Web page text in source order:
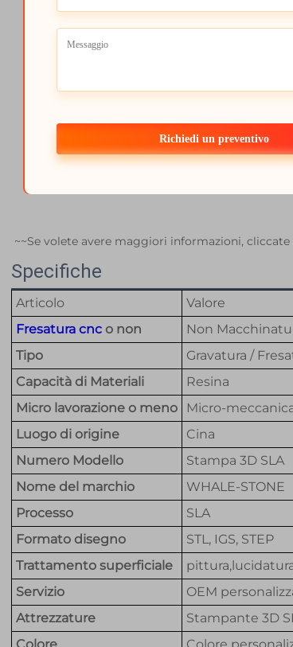
~~Se volete avere maggiori informazioni,
Specifiche
Articolo
Valore
Fresatura cnc o non
Non
Tipo
Gravatura /
Capacità di Materiali
Resina
Micro lavorazione o meno
Micro-
Luogo di origine
Cina
Numero Modello
Stampa 3D SLA
Nome del marchio
WHALE-STONE
Processo
SLA
Formato disegno
STL, IGS, STEP
Trattamento superficiale
Servizio
OEM
Attrezzature
Stampante 3D
Richiedi un preventivo